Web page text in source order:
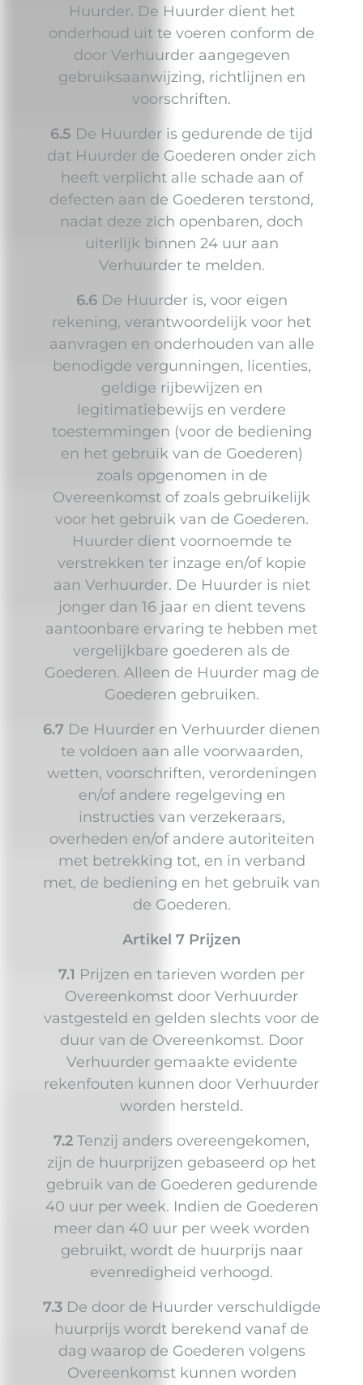
Huurder. De Huurder dient het
onderhoud uit te voeren conform de
door Verhuurder aangegeven
gebruiksaanwijzing, richtlijnen en
voorschriften.
6.5 De Huurder is gedurende de tijd
dat Huurder de Goederen onder zich
heeft verplicht alle schade aan of
defecten aan de Goederen terstond,
nadat deze zich openbaren, doch
uiterlijk binnen 24 uur aan
Verhuurder te melden.
6.6De Huurder is, voor eigen
rekening, verantwoordelijk voor het
aanvragen en onderhouden van alle
benodigde vergunningen, licenties,
geldige rijbewijzen en
legitimatiebewijs en verdere
toestemmingen (voor de bediening
en het gebruik van de Goederen)
zoals opgenomen in de
Overeenkomst of zoals gebruikelijk
voor het gebruik van de Goederen.
Huurder dient voornoemde te
verstrekken ter inzage en/of kopie
aan Verhuurder. De Huurder is niet
jonger dan 16 jaar en dient tevens
aantoonbare ervaring te hebben met
vergelijkbare goederen als de
Goederen. Alleen de Huurder mag de
Goederen gebruiken.
6.7 De Huurder en Verhuurder dienen
te voldoen aan alle voorwaarden,
wetten, voorschriften, verordeningen
en/of andere regelgeving en
instructies van verzekeraars,
overheden en/of andere autoriteiten
met betrekking tot, en in verband
met, de bediening en het gebruik van
de Goederen.
Artikel 7 Prijzen
7.1 Prijzen en tarieven worden per
Overeenkomst door Verhuurder
vastgesteld en gelden slechts voor de
duur van de Overeenkomst. Door
Verhuurder gemaakte evidente
rekenfouten kunnen door Verhuurder
worden hersteld.
7.2 Tenzij anders overeengekomen,
zijn de huurprijzen gebaseerd op het
gebruik van de Goederen gedurende
40 uur per week. Indien de Goederen
meer dan 40 uur per week worden
gebruikt, wordt de huurprijs naar
evenredigheid verhoogd.
7.3De door de Huurder verschuldigde
huurprijs wordt berekend vanaf de
dag waarop de Goederen volgens
Overeenkomst kunnen worden